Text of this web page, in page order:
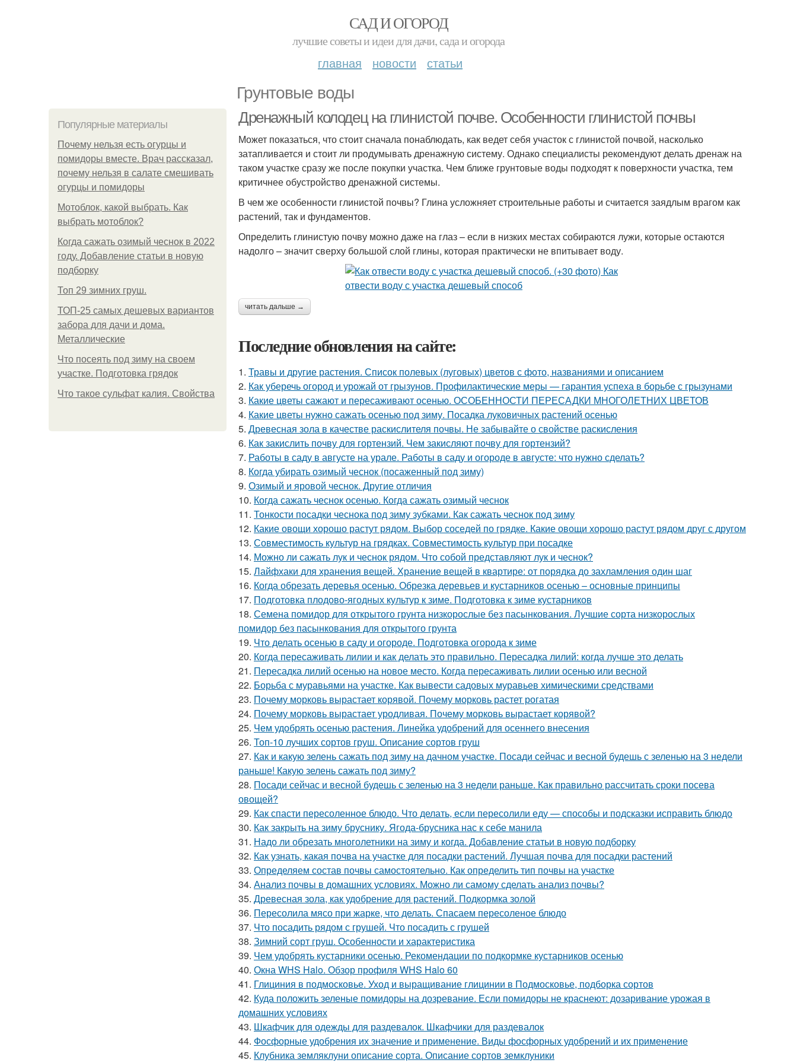
САД И ОГОРОД
лучшие советы и идеи для дачи, сада и огорода
главная новости статьи
Грунтовые воды
Популярные материалы
Почему нельзя есть огурцы и
помидоры вместе. Врач рассказал,
почему нельзя в салате смешивать
огурцы и помидоры
Мотоблок, какой выбрать. Как
выбрать мотоблок?
Когда сажать озимый чеснок в 2022
году. Добавление статьи в новую
подборку
Топ 29 зимних груш.
ТОП-25 самых дешевых вариантов
забора для дачи и дома.
Металлические
Что посеять под зиму на своем
участке. Подготовка грядок
Что такое сульфат калия. Свойства
Дренажный колодец на глинистой почве. Особенности глинистой почвы
Может показаться, что стоит сначала понаблюдать, как ведет себя участок с глинистой почвой, насколько
затапливается и стоит ли продумывать дренажную систему. Однако специалисты рекомендуют делать дренаж на
таком участке сразу же после покупки участка. Чем ближе грунтовые воды подходят к поверхности участка, тем
критичнее обустройство дренажной системы.
В чем же особенности глинистой почвы? Глина усложняет строительные работы и считается заядлым врагом как
растений, так и фундаментов.
Определить глинистую почву можно даже на глаз – если в низких местах собираются лужи, которые остаются
надолго – значит сверху большой слой глины, которая практически не впитывает воду.
читать дальше →
Последние обновления на сайте:
1. Травы и другие растения. Список полевых (луговых) цветов с фото, названиями и описанием
2. Как уберечь огород и урожай от грызунов. Профилактические меры — гарантия успеха в борьбе с грызунами
3. Какие цветы сажают и пересаживают осенью. ОСОБЕННОСТИ ПЕРЕСАДКИ МНОГОЛЕТНИХ ЦВЕТОВ
4. Какие цветы нужно сажать осенью под зиму. Посадка луковичных растений осенью
5. Древесная зола в качестве раскислителя почвы. Не забывайте о свойстве раскисления
6. Как закислить почву для гортензий. Чем закисляют почву для гортензий?
7. Работы в саду в августе на урале. Работы в саду и огороде в августе: что нужно сделать?
8. Когда убирать озимый чеснок (посаженный под зиму)
9. Озимый и яровой чеснок. Другие отличия
10. Когда сажать чеснок осенью. Когда сажать озимый чеснок
11. Тонкости посадки чеснока под зиму зубками. Как сажать чеснок под зиму
12. Какие овощи хорошо растут рядом. Выбор соседей по грядке. Какие овощи хорошо растут рядом друг с другом
13. Совместимость культур на грядках. Совместимость культур при посадке
14. Можно ли сажать лук и чеснок рядом. Что собой представляют лук и чеснок?
15. Лайфхаки для хранения вещей. Хранение вещей в квартире: от порядка до захламления один шаг
16. Когда обрезать деревья осенью. Обрезка деревьев и кустарников осенью – основные принципы
17. Подготовка плодово-ягодных культур к зиме. Подготовка к зиме кустарников
18. Семена помидор для открытого грунта низкорослые без пасынкования. Лучшие сорта низкорослых
помидор без пасынкования для открытого грунта
19. Что делать осенью в саду и огороде. Подготовка огорода к зиме
20. Когда пересаживать лилии и как делать это правильно. Пересадка лилий: когда лучше это делать
21. Пересадка лилий осенью на новое место. Когда пересаживать лилии осенью или весной
22. Борьба с муравьями на участке. Как вывести садовых муравьев химическими средствами
23. Почему морковь вырастает корявой. Почему морковь растет рогатая
24. Почему морковь вырастает уродливая. Почему морковь вырастает корявой?
25. Чем удобрять осенью растения. Линейка удобрений для осеннего внесения
26. Топ-10 лучших сортов груш. Описание сортов груш
27. Как и какую зелень сажать под зиму на дачном участке. Посади сейчас и весной будешь с зеленью на 3 недели
раньше! Какую зелень сажать под зиму?
28. Посади сейчас и весной будешь с зеленью на 3 недели раньше. Как правильно рассчитать сроки посева
овощей?
29. Как спасти пересоленное блюдо. Что делать, если пересолили еду — способы и подсказки исправить блюдо
30. Как закрыть на зиму бруснику. Ягода-брусника нас к себе манила
31. Надо ли обрезать многолетники на зиму и когда. Добавление статьи в новую подборку
32. Как узнать, какая почва на участке для посадки растений. Лучшая почва для посадки растений
33. Определяем состав почвы самостоятельно. Как определить тип почвы на участке
34. Анализ почвы в домашних условиях. Можно ли самому сделать анализ почвы?
35. Древесная зола, как удобрение для растений. Подкормка золой
36. Пересолила мясо при жарке, что делать. Спасаем пересоленое блюдо
37. Что посадить рядом с грушей. Что посадить с грушей
38. Зимний сорт груш. Особенности и характеристика
39. Чем удобрять кустарники осенью. Рекомендации по подкормке кустарников осенью
40. Окна WHS Halo. Обзор профиля WHS Halo 60
41. Глициния в подмосковье. Уход и выращивание глицинии в Подмосковье, подборка сортов
42. Куда положить зеленые помидоры на дозревание. Если помидоры не краснеют: дозаривание урожая в
домашних условиях
43. Шкафчик для одежды для раздевалок. Шкафчики для раздевалок
44. Фосфорные удобрения их значение и применение. Виды фосфорных удобрений и их применение
45. Клубника земляклуни описание сорта. Описание сортов земклуники